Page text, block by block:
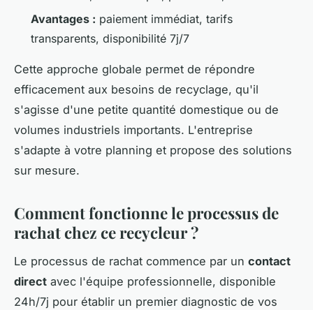
Avantages : paiement immédiat, tarifs
transparents, disponibilité 7j/7
Cette approche globale permet de répondre
efficacement aux besoins de recyclage, qu'il
s'agisse d'une petite quantité domestique ou de
volumes industriels importants. L'entreprise
s'adapte à votre planning et propose des solutions
sur mesure.
Comment fonctionne le processus de
rachat chez ce recycleur ?
Le processus de rachat commence par un contact
direct avec l'équipe professionnelle, disponible
24h/7j pour établir un premier diagnostic de vos